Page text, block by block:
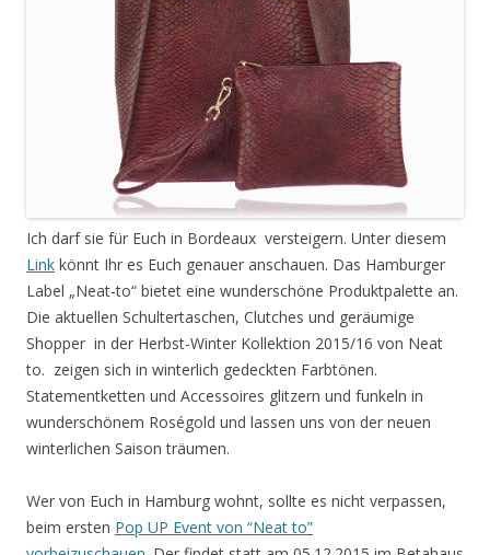
Ich darf sie für Euch in Bordeaux versteigern. Unter diesem
Link könnt Ihr es Euch genauer anschauen. Das Hamburger
Label „Neat-to“ bietet eine wunderschöne Produktpalette an.
Die aktuellen Schultertaschen, Clutches und geräumige
Shopper in der Herbst-Winter Kollektion 2015/16 von Neat
to. zeigen sich in winterlich gedeckten Farbtönen.
Statementketten und Accessoires glitzern und funkeln in
wunderschönem Roségold und lassen uns von der neuen
winterlichen Saison träumen.
Wer von Euch in Hamburg wohnt, sollte es nicht verpassen,
beim ersten Pop UP Event von “Neat to”